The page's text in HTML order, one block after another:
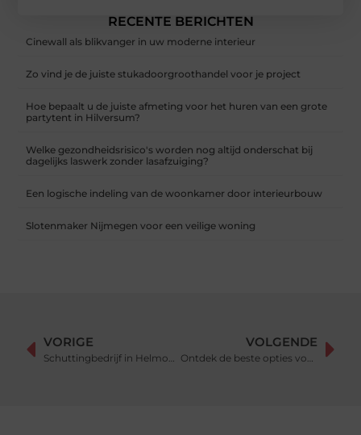
RECENTE BERICHTEN
Cinewall als blikvanger in uw moderne interieur
Zo vind je de juiste stukadoorgroothandel voor je project
Hoe bepaalt u de juiste afmeting voor het huren van een grote
partytent in Hilversum?
Welke gezondheidsrisico's worden nog altijd onderschat bij
dagelijks laswerk zonder lasafzuiging?
Een logische indeling van de woonkamer door interieurbouw
Slotenmaker Nijmegen voor een veilige woning
VORIGE
Schuttingbedrijf in Helmond denkt aan de lange termijn
VOLGENDE
Ontdek de beste opties voor partyverhuur in Breda